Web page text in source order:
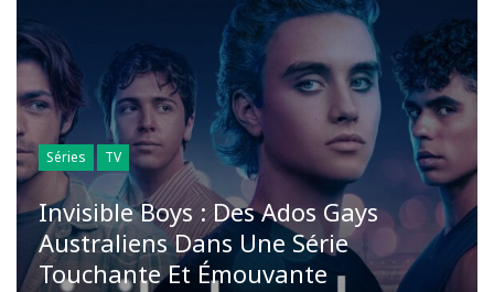
Séries TV
Invisible Boys : Des Ados Gays
Australiens Dans Une Série
Touchante Et Émouvante